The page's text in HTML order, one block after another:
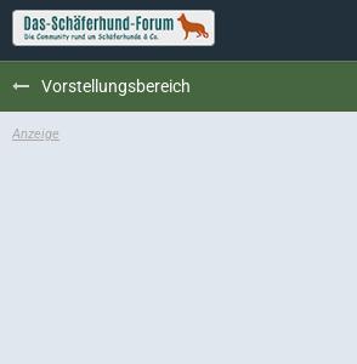
Vorstellungsbereich